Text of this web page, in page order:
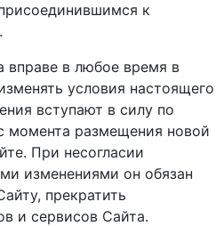
к
вправе в любое время в
условия настоящего
вступают в силу по
момента размещения новой
При несогласии
изменениями он обязан
прекратить
и сервисов Сайта.